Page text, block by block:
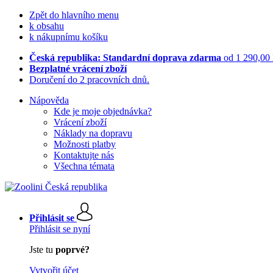
Zpět do hlavního menu
k obsahu
k nákupnímu košíku
Česká republika: Standardní doprava zdarma od 1 290,00
Bezplatné vrácení zboží
Doručení do 2 pracovních dnů.
Nápověda
Kde je moje objednávka?
Vrácení zboží
Náklady na dopravu
Možnosti platby
Kontaktujte nás
Všechna témata
Přihlásit se
Přihlásit se nyní
Jste tu poprvé?
Vytvořit účet